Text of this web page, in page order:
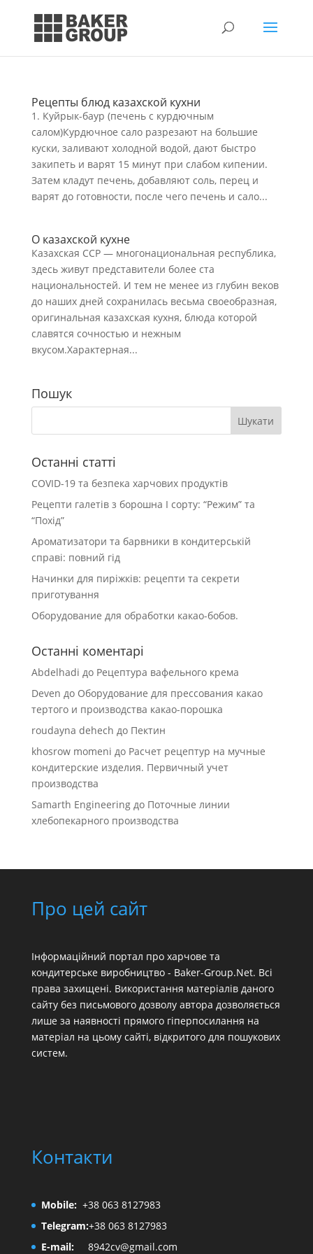
Рецепты блюд казахской кухни
1. Куйрык-баур (печень с курдючным
салом)Курдючное сало разрезают на большие
куски, заливают холодной водой, дают быстро
закипеть и варят 15 минут при слабом кипении.
Затем кладут печень, добавляют соль, перец и
варят до готовности, после чего печень и сало...
О казахской кухне
Казахская ССР — многонациональная республика,
здесь живут представители более ста
национальностей. И тем не менее из глубин веков
до наших дней сохранилась весьма своеобразная,
оригинальная казахская кухня, блюда которой
славятся сочностью и нежным
вкусом.Характерная...
Пошук
Останні статті
COVID-19 та безпека харчових продуктів
Рецепти галетів з борошна І сорту: “Режим” та
“Похід”
Ароматизатори та барвники в кондитерській
справі: повний гід
Начинки для пиріжків: рецепти та секрети
приготування
Оборудование для обработки какао-бобов.
Останні коментарі
Abdelhadi до Рецептура вафельного крема
Deven до Оборудование для прессования какао
тертого и производства какао-порошка
roudayna dehech до Пектин
khosrow momeni до Расчет рецептур на мучные
кондитерские изделия. Первичный учет
производства
Samarth Engineeringдо Поточные линии
хлебопекарного производства
Про цей сайт
Інформаційний портал про харчове та
кондитерське виробництво - Baker-Group.Net. Всі
права захищені. Використання матеріалів даного
сайту без письмового дозволу автора дозволяється
лише за наявності прямого гіперпосилання на
матеріал на цьому сайті, відкритого для пошукових
систем.
Контакти
Mobile: +38 063 8127983
Telegram:+38 063 8127983
E-mail:
8942cv@gmail.com